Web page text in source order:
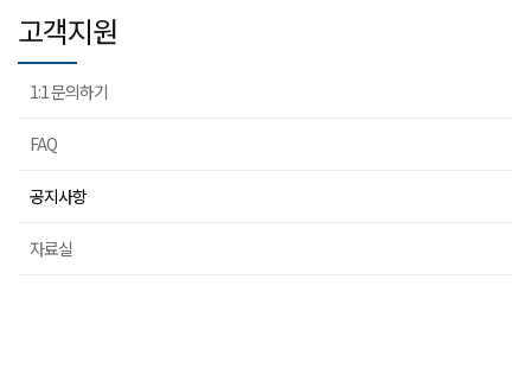
고객지원
1:1 문의하기
FAQ
공지사항
자료실